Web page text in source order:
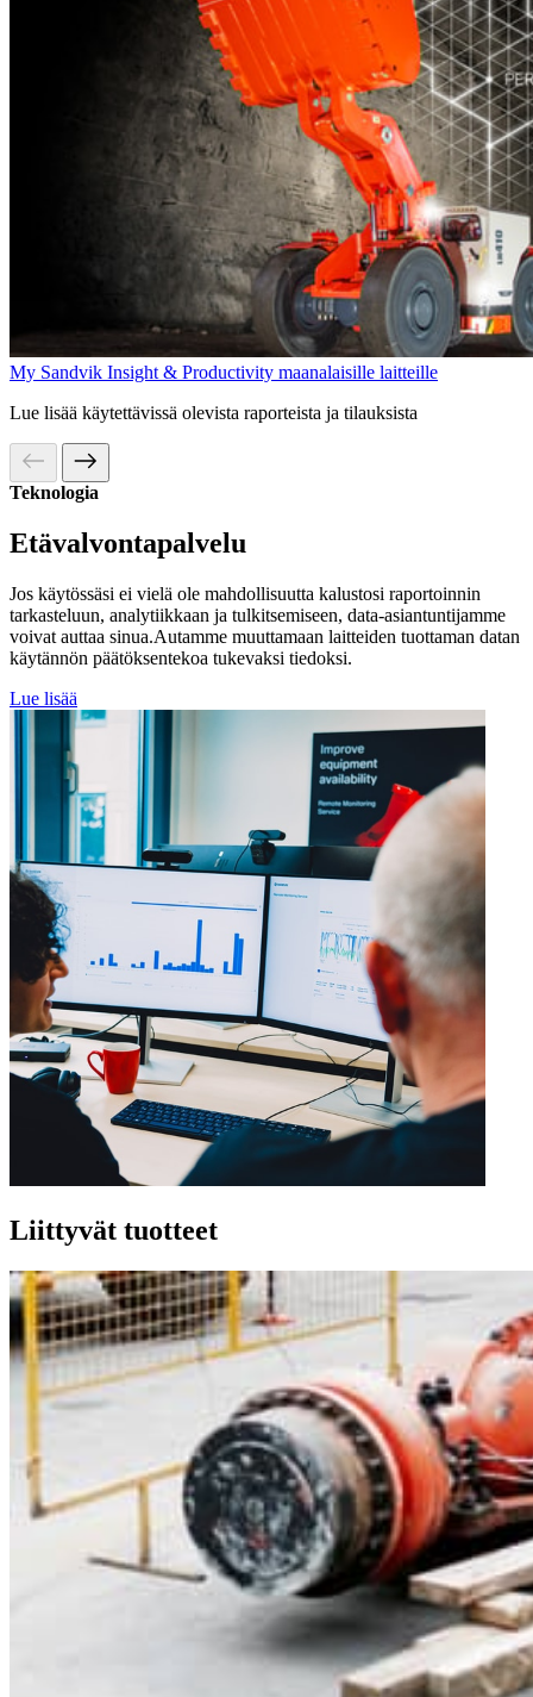
My Sandvik Insight & Productivity maanalaisille laitteille
Lue lisää käytettävissä olevista raporteista ja tilauksista
Teknologia
Etävalvontapalvelu
Jos käytössäsi ei vielä ole mahdollisuutta kalustosi raportoinnin
tarkasteluun, analytiikkaan ja tulkitsemiseen, data-asiantuntijamme
voivat auttaa sinua.Autamme muuttamaan laitteiden tuottaman datan
käytännön päätöksentekoa tukevaksi tiedoksi.
Lue lisää
Liittyvät tuotteet